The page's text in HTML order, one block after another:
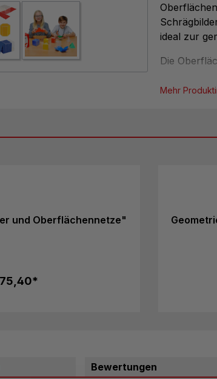
ideal zur
Die
und
Mehr
und Oberflächennetze"
Bewertungen